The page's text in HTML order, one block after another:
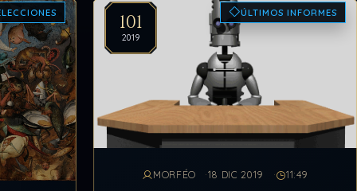
101
2019
ÚLTIMOS INFORMES
MORFÉO 18 DIC 2019 11:49